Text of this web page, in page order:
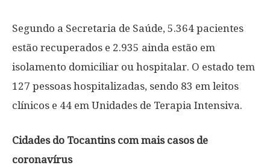
Segundo a Secretaria de Saúde, 5.364 pacientes
estão recuperados e 2.935 ainda estão em
isolamento domiciliar ou hospitalar. O estado tem
127 pessoas hospitalizadas, sendo 83 em leitos
clínicos e 44 em Unidades de Terapia Intensiva.
Cidades do Tocantins com mais casos de
coronavírus